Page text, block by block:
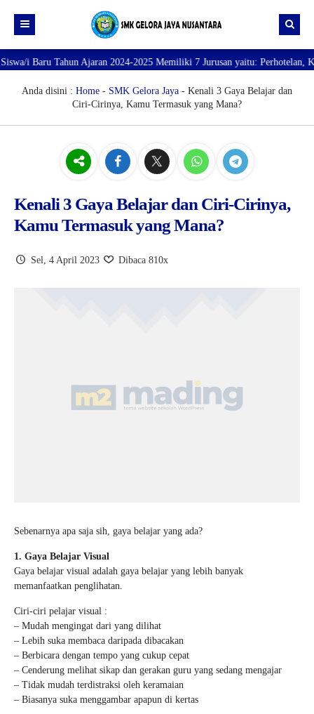
Beranda
Profil
SARANA PRASARANA
DATA GURU
Tahun Ajaran 2024-2025 Memiliki 7 Jurusan yaitu: Perhotelan,
Anda disini : Home - SMK Gelora Jaya - Kenali 3 Gaya Belajar dan
Ciri-Cirinya, Kamu Termasuk yang Mana?
Kenali 3 Gaya Belajar dan Ciri-Cirinya,
Kamu Termasuk yang Mana?
Sel, 4 April 2023 Dibaca 810x
Sebenarnya apa saja sih, gaya belajar yang ada?
1. Gaya Belajar Visual
Gaya belajar visual adalah gaya belajar yang lebih banyak
memanfaatkan penglihatan.
Ciri-ciri pelajar visual :
– Mudah mengingat dari yang dilihat
– Lebih suka membaca daripada dibacakan
– Berbicara dengan tempo yang cukup cepat
– Cenderung melihat sikap dan gerakan guru yang sedang mengajar
– Tidak mudah terdistraksi oleh keramaian
– Biasanya suka menggambar apapun di kertas